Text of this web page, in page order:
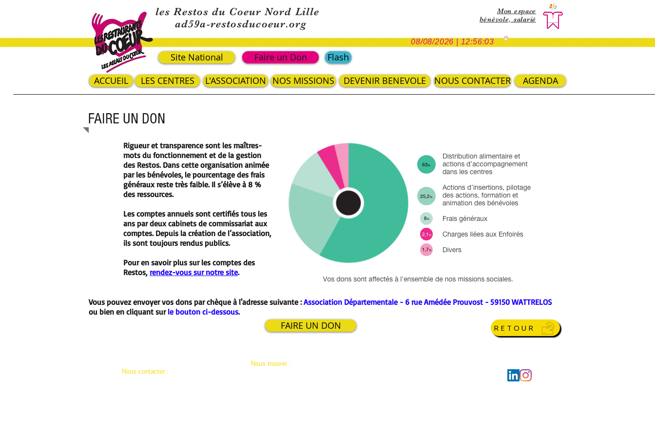
les Restos du Coeur Nord Lille
Faire un Don Flash
Mon espace
bénévole, salarié
-
ad59a-restosducoeur.org
08/08/2026 | 12:56:03
Site National
ACCUEIL
DEVENIR BENEVOLE
LES CENTRES NOS MISSIONS
L'ASSOCIATION AGENDA
NOUS CONTACTER
FAIRE UN DON
Rigueur et transparence sont les maîtres-
mots du fonctionnement et de la gestion
des Restos. Dans cette organisation animée
par les bénévoles, le pourcentage des frais
généraux reste très faible. Il s’élève à 8 %
des ressources.
Les comptes annuels sont certifiés tous les
ans par deux cabinets de commissariat aux
comptes. Depuis la création de l’association,
ils sont toujours rendus publics.
Pour en savoir plus sur les comptes des
Restos, rendez-vous sur notre site.
Vous pouvez envoyer vos dons par chèque à l'adresse suivante :Association Départementale - 6 rue Amédée Prouvost - 59150 WATTRELOS
ou bien en cliquant sur le bouton ci-dessous.
FAIRE UN DON RETOUR
​​Nous contacter :
Nous trouver :